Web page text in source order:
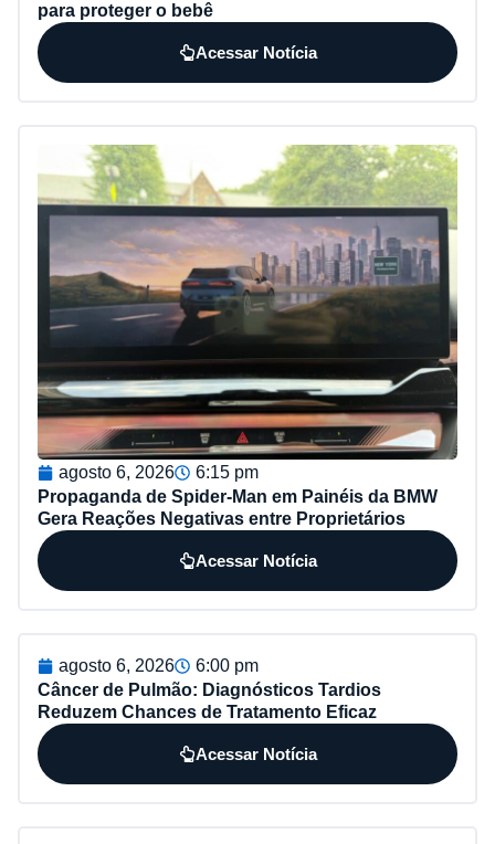
para proteger o bebê
Acessar Notícia
agosto 6, 2026
6:15 pm
Propaganda de Spider-Man em Painéis da BMW
Gera Reações Negativas entre Proprietários
Acessar Notícia
agosto 6, 2026
6:00 pm
Câncer de Pulmão: Diagnósticos Tardios
Reduzem Chances de Tratamento Eficaz
Acessar Notícia